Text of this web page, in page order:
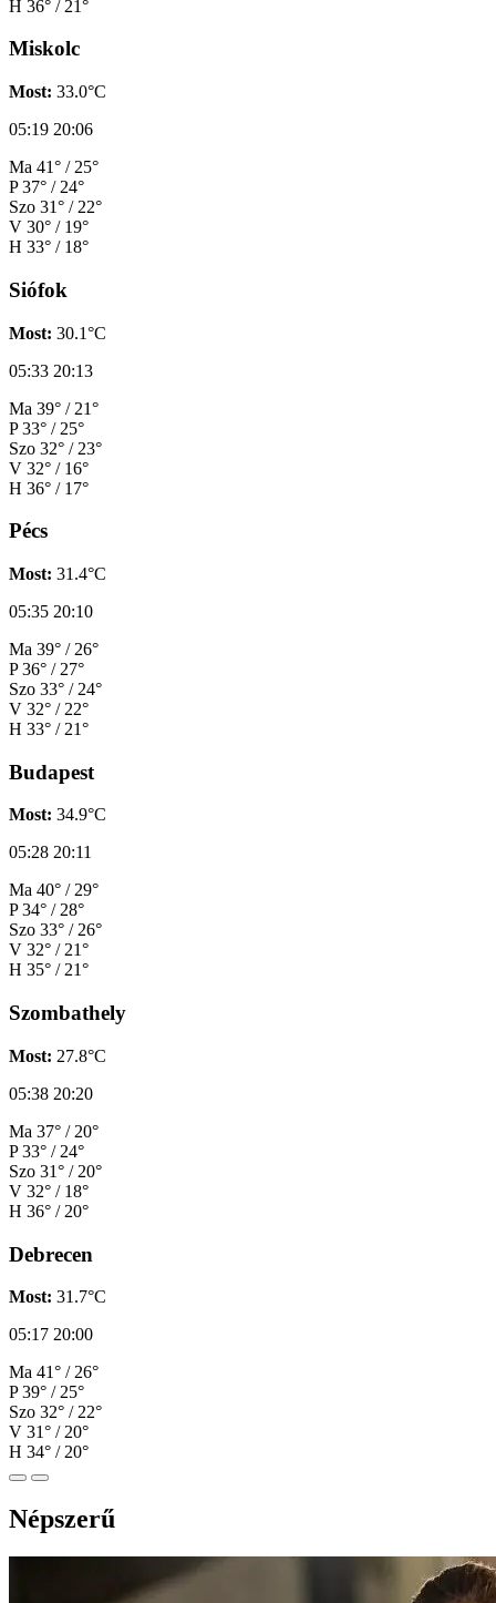
H 36° / 21°
Miskolc
Most: 33.0°C
05:19 20:06
Ma 41° / 25°
P 37° / 24°
Szo 31° / 22°
V 30° / 19°
H 33° / 18°
Siófok
Most: 30.1°C
05:33 20:13
Ma 39° / 21°
P 33° / 25°
Szo 32° / 23°
V 32° / 16°
H 36° / 17°
Pécs
Most: 31.4°C
05:35 20:10
Ma 39° / 26°
P 36° / 27°
Szo 33° / 24°
V 32° / 22°
H 33° / 21°
Budapest
Most: 34.9°C
05:28 20:11
Ma 40° / 29°
P 34° / 28°
Szo 33° / 26°
V 32° / 21°
H 35° / 21°
Szombathely
Most: 27.8°C
05:38 20:20
Ma 37° / 20°
P 33° / 24°
Szo 31° / 20°
V 32° / 18°
H 36° / 20°
Debrecen
Most: 31.7°C
05:17 20:00
Ma 41° / 26°
P 39° / 25°
Szo 32° / 22°
V 31° / 20°
H 34° / 20°
Népszerű